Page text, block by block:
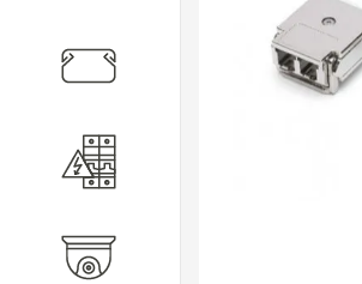
Кабеленесущие системы